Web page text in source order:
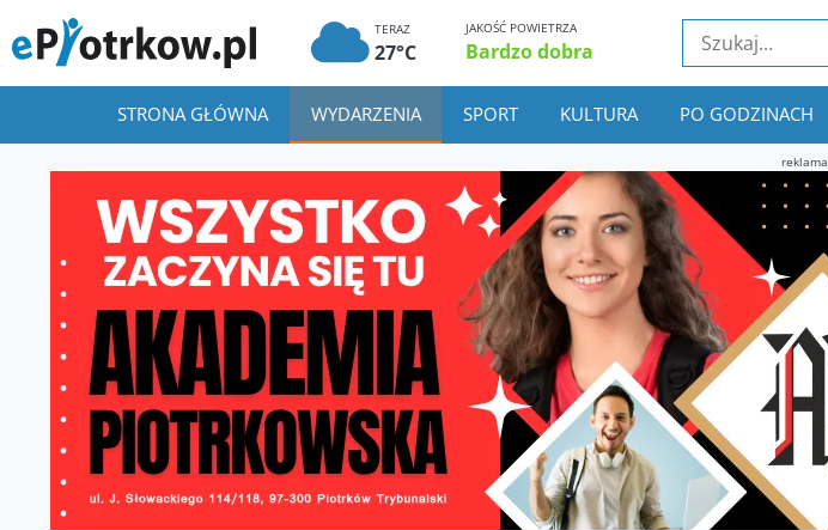
TERAZ
27°C
JAKOŚĆ POWIETRZA
Bardzo dobra
STRONA GŁÓWNA WYDARZENIA SPORT KULTURA PO GODZINACH
reklama